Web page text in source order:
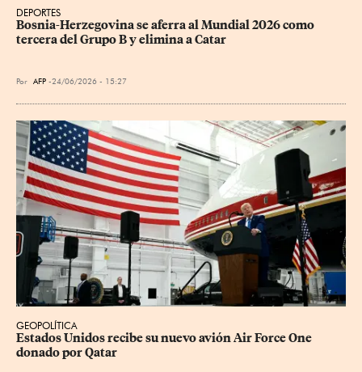
DEPORTES
Bosnia-Herzegovina se aferra al Mundial 2026 como
tercera del Grupo B y elimina a Catar
Por AFP 24/06/2026 - 15:27
GEOPOLÍTICA
Estados Unidos recibe su nuevo avión Air Force One
donado por Qatar